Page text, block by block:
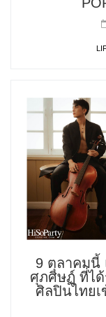
9 ตุลาคมนี้
ศุภศิษฏ์ ที่ได้
ศิลปินไทยเ